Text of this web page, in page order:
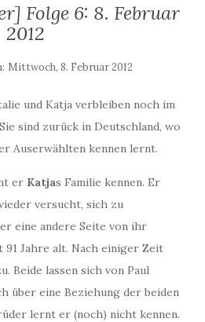
Folge 6: 8. Februar
2012
Mittwoch, 8. Februar 2012
und Katja verbleiben noch im
sind zurück in Deutschland, wo
Auserwählten kennen lernt.
er Katjas Familie kennen. Er
versucht, sich zu
eine andere Seite von ihr
Jahre alt. Nach einiger Zeit
Beide lassen sich von Paul
über eine Beziehung der beiden
lernt er (noch) nicht kennen.